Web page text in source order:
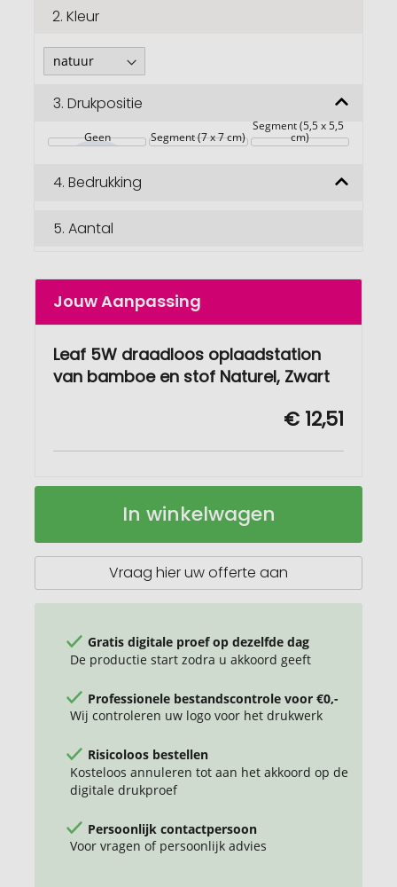
2. Kleur
3. Drukpositie
Geen Segment (7 x 7 cm)
Segment (5,5 x 5,5
cm)
4. Bedrukking
5. Aantal
Jouw Aanpassing
Leaf 5W draadloos oplaadstation
van bamboe en stof Naturel, Zwart
€ 12,51
oplaadstation
In winkelwagen
Vraag hier uw offerte aan
Gratis digitale proef op dezelfde dag
De productie start zodra u akkoord geeft
Professionele bestandscontrole voor €0,-
Wij controleren uw logo voor het drukwerk
Risicoloos bestellen
Kosteloos annuleren tot aan het akkoord op de
digitale drukproef
Persoonlijk contactpersoon
Voor vragen of persoonlijk advies